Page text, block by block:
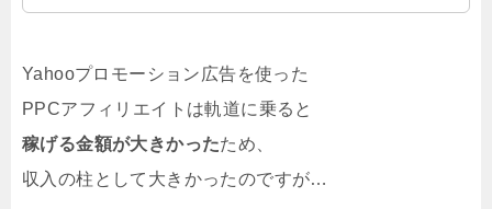
ブログをみるとき
Yahooプロモーション広告を使った
PPCアフィリエイトは軌道に乗ると
稼げる金額が大きかったため、
収入の柱として大きかったのですが…